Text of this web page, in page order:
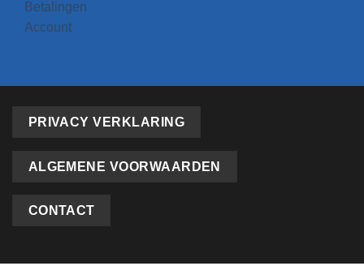
Betalingen
Account
PRIVACY VERKLARING
ALGEMENE VOORWAARDEN
CONTACT